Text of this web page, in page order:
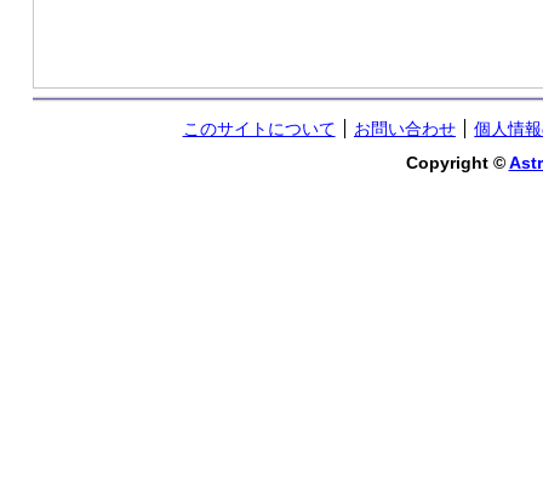
このサイトについて お問い合わせ
個人情
Copyright ©